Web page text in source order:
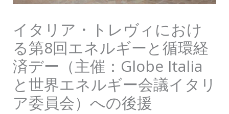
イタリア・トレヴィにおけ
る第8回エネルギーと循環経
済デー（主催：Globe Italia
と世界エネルギー会議イタリ
ア委員会）への後援